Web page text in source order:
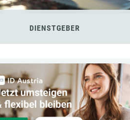
DIENSTGEBER